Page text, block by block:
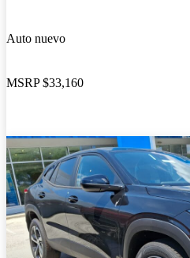
Auto nuevo
MSRP $33,160